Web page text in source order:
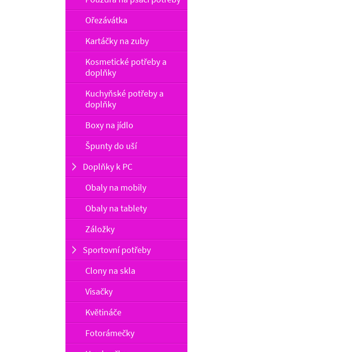
Ořezávátka
Kartáčky na zuby
Kosmetické potřeby a
doplňky
Kuchyňské potřeby a
doplňky
Boxy na jídlo
Špunty do uší
Doplňky k PC
Obaly na mobily
Obaly na tablety
Záložky
Sportovní potřeby
Clony na skla
Visačky
Květináče
Fotorámečky